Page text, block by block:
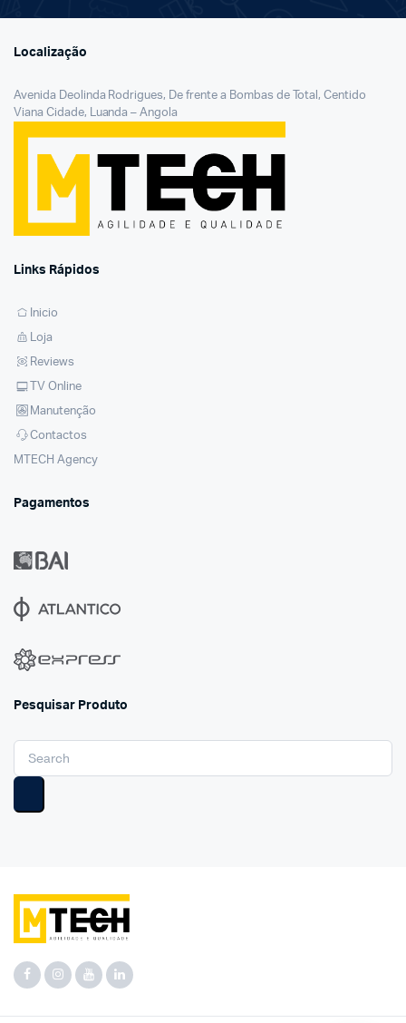
Localização
Avenida Deolinda Rodrigues, De frente a Bombas de Total, Centido
Viana Cidade, Luanda – Angola
Links Rápidos
Inicio
Loja
Reviews
TV Online
Manutenção
Contactos
MTECH Agency
Pagamentos
Pesquisar Produto